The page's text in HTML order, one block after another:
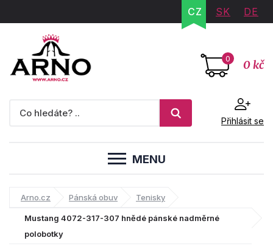
CZ SK DE
0 0 kč
Přihlásit se
MENU
Arno.cz Pánská obuv Tenisky
Mustang 4072-317-307 hnědé pánské nadměrné
polobotky